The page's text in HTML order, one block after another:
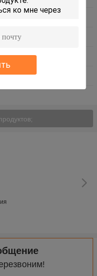
ДОЛГОТЫ
азота PSA
производства цилиндра
изолированный порошком,
бак для хранения 200М3
3000М3 криогенной
ДОЛГОТЫ бак для